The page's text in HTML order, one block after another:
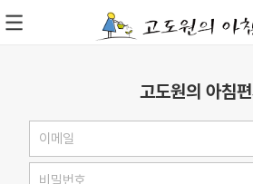
고도원의 아침편